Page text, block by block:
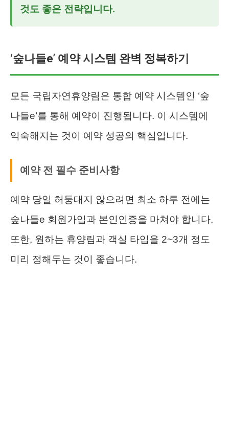
것도 좋은 전략입니다.
‘숲나들e’ 예약 시스템 완벽 정복하기
모든 국립자연휴양림은 통합 예약 시스템인 ‘숲
나들e’를 통해 예약이 진행됩니다. 이 시스템에
익숙해지는 것이 예약 성공의 핵심입니다.
예약 전 필수 준비사항
예약 당일 허둥대지 않으려면 최소 하루 전에는
숲나들e 회원가입과 본인인증을 마쳐야 합니다.
또한, 원하는 휴양림과 객실 타입을 2~3개 정도
미리 정해두는 것이 좋습니다.